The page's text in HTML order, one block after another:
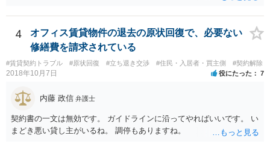
す。
4
オフィス賃貸物件の退去の原状回復で、必要ない
修繕費を請求されている
#賃貸契約トラブル #原状回復 #立ち退き交渉 #住民・入居者・買主側 #契約解除
2018年10月7日 役にたった 7
内藤 政信 弁護士
契約書の一文は無効です。 ガイドラインに沿ってやればいいです。 い
まどき悪い貸し主がいるね。 調停もありますね。